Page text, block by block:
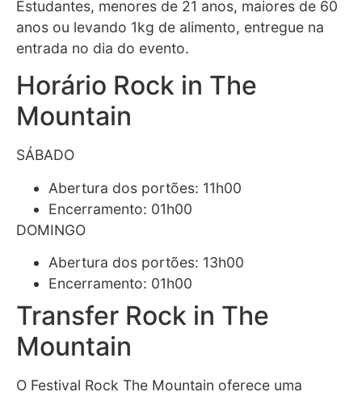
Estudantes, menores de 21 anos, maiores de 60
anos ou levando 1kg de alimento, entregue na
entrada no dia do evento.
Horário Rock in The
Mountain
SÁBADO
Abertura dos portões: 11h00
Encerramento: 01h00
​DOMINGO
Abertura dos portões: 13h00
Encerramento: 01h00
Transfer Rock in The
Mountain
O Festival Rock The Mountain oferece uma